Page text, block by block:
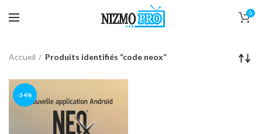
0
Accueil Produits identifiés “code neox”
-34%